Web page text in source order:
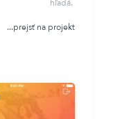
hľadá.
prejsť na projekt